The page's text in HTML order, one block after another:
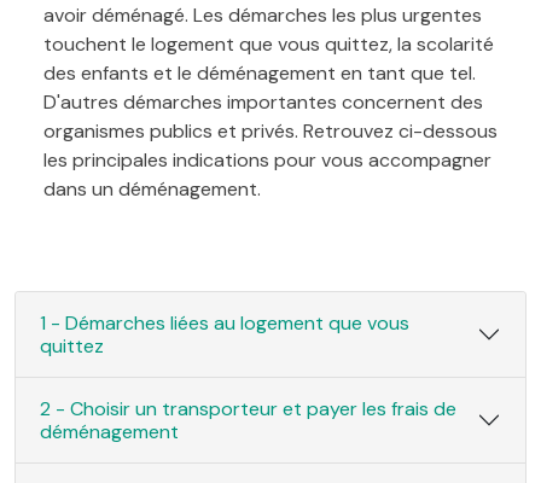
avoir déménagé. Les démarches les plus urgentes
touchent le logement que vous quittez, la scolarité
des enfants et le déménagement en tant que tel.
D'autres démarches importantes concernent des
organismes publics et privés. Retrouvez ci-dessous
les principales indications pour vous accompagner
dans un déménagement.
1 - Démarches liées au logement que vous
quittez
2 - Choisir un transporteur et payer les frais de
déménagement